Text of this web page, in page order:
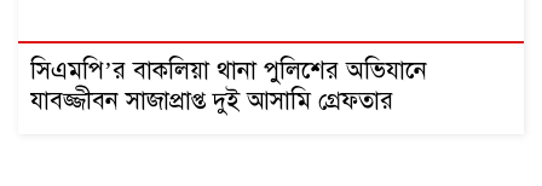
সিএমপি’র বাকলিয়া থানা পুলিশের অভিযানে
যাবজ্জীবন সাজাপ্রাপ্ত দুই আসামি গ্রেফতার